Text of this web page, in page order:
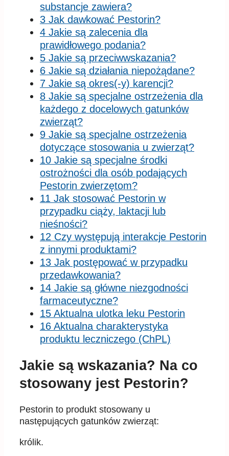
substancje zawiera?
3 Jak dawkować Pestorin?
4 Jakie są zalecenia dla
prawidłowego podania?
5 Jakie są przeciwwskazania?
6 Jakie są działania niepożądane?
7 Jakie są okres(-y) karencji?
8 Jakie są specjalne ostrzeżenia dla
każdego z docelowych gatunków
zwierząt?
9 Jakie są specjalne ostrzeżenia
dotyczące stosowania u zwierząt?
10 Jakie są specjalne środki
ostrożności dla osób podających
Pestorin zwierzętom?
11 Jak stosować Pestorin w
przypadku ciąży, laktacji lub
nieśności?
12 Czy występują interakcje Pestorin
z innymi produktami?
13 Jak postępować w przypadku
przedawkowania?
14 Jakie są główne niezgodności
farmaceutyczne?
15 Aktualna ulotka leku Pestorin
16 Aktualna charakterystyka
produktu leczniczego (ChPL)
Jakie są wskazania? Na co
stosowany jest Pestorin?
Pestorin to produkt stosowany u
następujących gatunków zwierząt:
królik.